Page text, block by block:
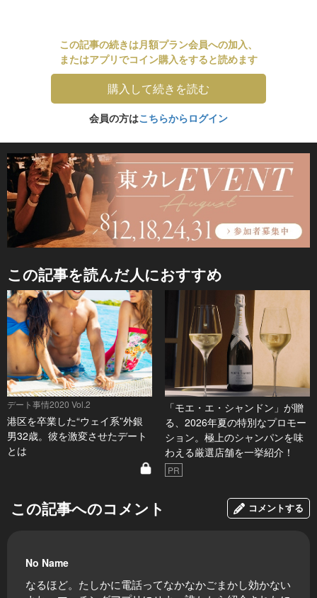
この記事の続きは月額プラン会員への加入、
またはアプリでコイン購入をすると読めます
購入して続きを読む
会員の方はこちらからログイン
この記事を読んだ人におすすめ
デート事情2020 Vol.2
港区を卒業した“ウェイ系”外銀
男32歳。彼を激変させたデート
とは
「モエ・エ・シャンドン」が贈
る、2026年夏の特別なプロモー
ション。極上のシャンパンを味
わえる厳選店舗を一挙紹介！
PR
この記事へのコメント コメントする
No Name
なるほど。たしかに電話ってなかなかごまかし効かない